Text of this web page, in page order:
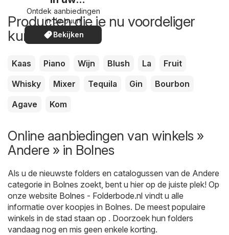
omgeving
Ontdek aanbiedingen
in de buurt
Bekijken
Producten die je nu voordeliger
kunt kopen
Kaas Piano Wijn Blush La
Fruit
Whisky
Mixer Tequila Gin
Bourbon
Agave
Kom
Online aanbiedingen van winkels »
Andere » in Bolnes
Als u de nieuwste folders en catalogussen van de Andere
categorie in Bolnes zoekt, bent u hier op de juiste plek! Op
onze website Bolnes - Folderbode.nl vindt u alle
informatie over koopjes in Bolnes. De meest populaire
winkels in de stad staan op . Doorzoek hun folders
vandaag nog en mis geen enkele korting.